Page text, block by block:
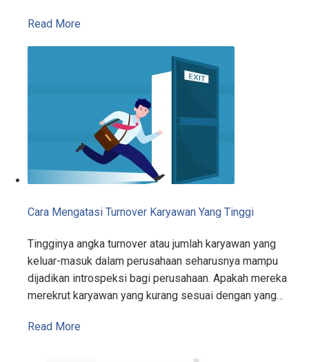
Read More
Cara Mengatasi Turnover Karyawan Yang Tinggi
Tingginya angka turnover atau jumlah karyawan yang
keluar-masuk dalam perusahaan seharusnya mampu
dijadikan introspeksi bagi perusahaan. Apakah mereka
merekrut karyawan yang kurang sesuai dengan yang…
Read More